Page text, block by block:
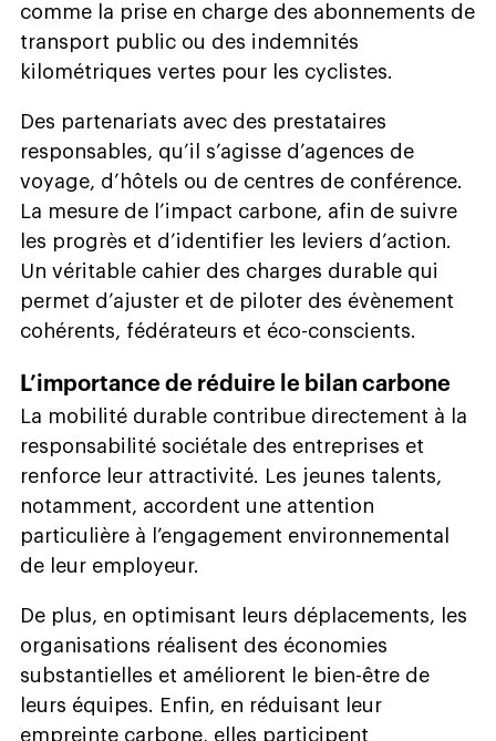
comme la prise en charge des abonnements de
transport public ou des indemnités
kilométriques vertes pour les cyclistes.
Des partenariats avec des prestataires
responsables, qu’il s’agisse d’agences de
voyage, d’hôtels ou de centres de conférence.
La mesure de l’impact carbone, afin de suivre
les progrès et d’identifier les leviers d’action.
Un véritable cahier des charges durable qui
permet d’ajuster et de piloter des évènement
cohérents, fédérateurs et éco-conscients.
L’importance de réduire le bilan carbone
La mobilité durable contribue directement à la
responsabilité sociétale des entreprises et
renforce leur attractivité. Les jeunes talents,
notamment, accordent une attention
particulière à l’engagement environnemental
de leur employeur.
De plus, en optimisant leurs déplacements, les
organisations réalisent des économies
substantielles et améliorent le bien-être de
leurs équipes. Enfin, en réduisant leur
empreinte carbone, elles participent